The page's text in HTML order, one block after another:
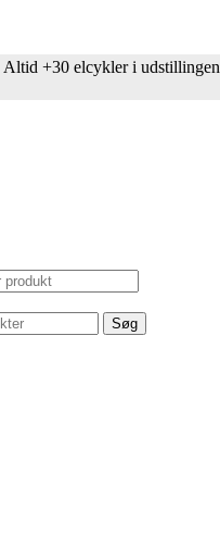
Altid +30 elcykler i udstillingen
Søg